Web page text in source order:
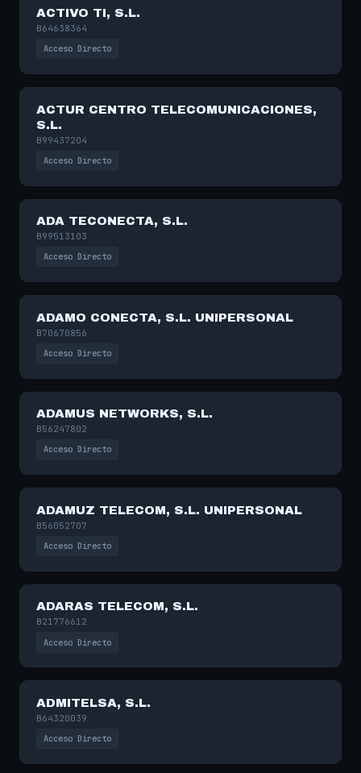
ACTIVO TI, S.L.
B64638364
Acceso Directo
ACTUR CENTRO TELECOMUNICACIONES,
S.L.
B99437204
Acceso Directo
ADA TECONECTA, S.L.
B99513103
Acceso Directo
ADAMO CONECTA, S.L. UNIPERSONAL
B70670856
Acceso Directo
ADAMUS NETWORKS, S.L.
B56247802
Acceso Directo
ADAMUZ TELECOM, S.L. UNIPERSONAL
B56052707
Acceso Directo
ADARAS TELECOM, S.L.
B21776612
Acceso Directo
ADMITELSA, S.L.
B64320039
Acceso Directo